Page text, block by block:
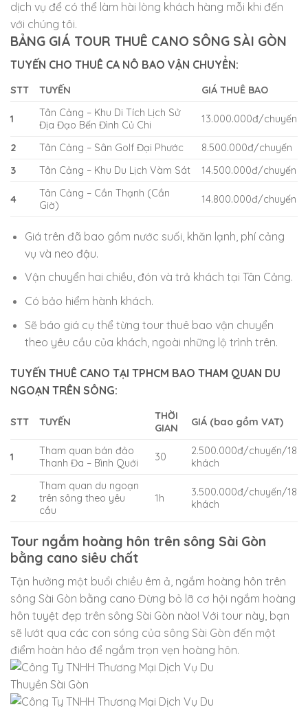
dịch vụ để có thể làm hài lòng khách hàng mỗi khi đến
với chúng tôi.
BẢNG GIÁ TOUR THUÊ CANO SÔNG SÀI GÒN
TUYẾN CHO THUÊ CA NÔ BAO VẬN CHUYỂN:
STT TUYẾN GIÁ THUÊ BAO
1
Tân Cảng – Khu Di Tích Lịch Sử
Địa Đạo Bến Đình Củ Chi
13.000.000đ/chuyến
2 Tân Cảng – Sân Golf Đại Phước
8.500.000đ/chuyến
3
Tân Cảng – Khu Du Lịch Vàm Sát 14.500.000đ/chuyến
4
Tân Cảng – Cần Thạnh (Cần
Giờ)
14.800.000đ/chuyến
Giá trên đã bao gồm nước suối, khăn lạnh, phí cảng
vụ và neo đậu.
Vận chuyển hai chiều, đón và trả khách tại Tân Cảng.
Có bảo hiểm hành khách.
Sẽ báo giá cụ thể từng tour thuê bao vận chuyển
theo yêu cầu của khách, ngoài những lộ trình trên.
TUYẾN THUÊ CANO TẠI TPHCM BAO THAM QUAN DU
NGOẠN TRÊN SÔNG:
STT TUYẾN
THỜI
GIAN
GIÁ (bao gồm VAT)
1
Tham quan bán đảo
Thanh Đa – Bình Quới
30
2.500.000đ/chuyến/18
khách
2
Tham quan du ngoạn
trên sông theo yêu
cầu
1h
3.500.000đ/chuyến/18
khách
Tour ngắm hoàng hôn trên sông Sài Gòn
bằng cano siêu chất
Tận hưởng một buổi chiều êm ả, ngắm hoàng hôn trên
sông Sài Gòn bằng cano Đừng bỏ lỡ cơ hội ngắm hoàng
hôn tuyệt đẹp trên sông Sài Gòn nào! Với tour này, bạn
sẽ lướt qua các con sóng của sông Sài Gòn đến một
điểm hoàn hảo để ngắm trọn vẹn hoàng hôn.